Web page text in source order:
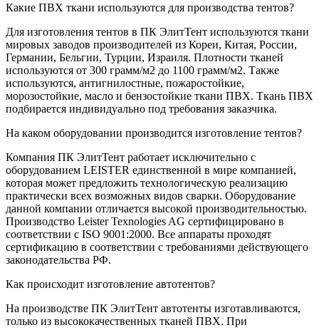
Какие ПВХ ткани используются для производства тентов?
Для изготовления тентов в ПК ЭлитТент используются ткани
мировых заводов производителей из Кореи, Китая, России,
Германии, Бельгии, Турции, Израиля. Плотности тканей
используются от 300 грамм/м2 до 1100 грамм/м2. Также
используются, антигнилостные, пожаростойкие,
морозостойкие, масло и бензостойкие ткани ПВХ. Ткань ПВХ
подбирается индивидуально под требования заказчика.
На каком оборудовании производится изготовление тентов?
Компания ПК ЭлитТент работает исключительно с
оборудованием LEISTER единственной в мире компанией,
которая может предложить технологическую реализацию
практически всех возможных видов сварки. Оборудование
данной компании отличается высокой производительностью.
Производство Leister Texnologies AG сертифицировано в
соответствии с ISO 9001:2000. Все аппараты проходят
сертификацию в соответствии с требованиями действующего
законодательства РФ.
Как происходит изготовление автотентов?
На производстве ПК ЭлитТент автотенты изготавливаются,
только из высококачественных тканей ПВХ. При